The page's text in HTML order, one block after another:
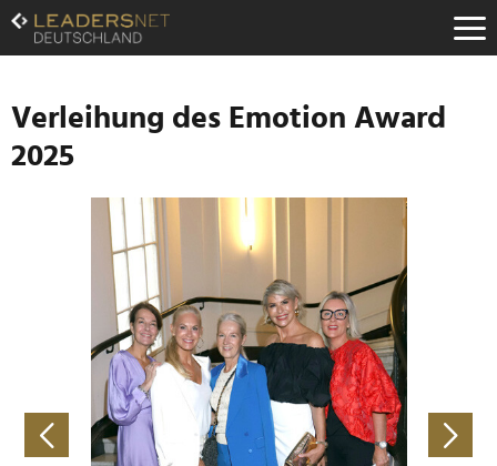
Zum
Inhalt
Zur
Navigation
Zur
Hauptnavigation
Verleihung des Emotion Award
2025